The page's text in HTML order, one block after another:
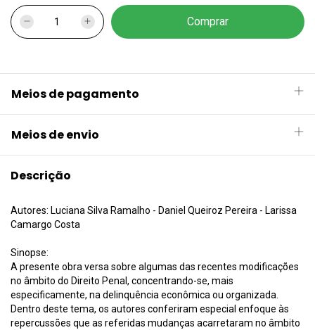
Meios de pagamento
Meios de envio
Descrição
Autores: Luciana Silva Ramalho - Daniel Queiroz Pereira - Larissa
Camargo Costa
Sinopse:
A presente obra versa sobre algumas das recentes modificações
no âmbito do Direito Penal, concentrando-se, mais
especificamente, na delinquência econômica ou organizada.
Dentro deste tema, os autores conferiram especial enfoque às
repercussões que as referidas mudanças acarretaram no âmbito